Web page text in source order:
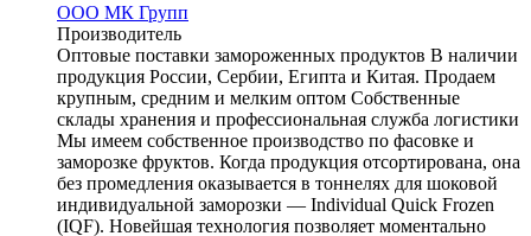
ООО МК Групп
Производитель
Оптовые поставки замороженных продуктов В наличии
продукция России, Сербии, Египта и Китая. Продаем
крупным, средним и мелким оптом Собственные
склады хранения и профессиональная служба логистики
Мы имеем собственное производство по фасовке и
заморозке фруктов. Когда продукция отсортирована, она
без промедления оказывается в тоннелях для шоковой
индивидуальной заморозки — Individual Quick Frozen
(IQF). Новейшая технология позволяет моментально